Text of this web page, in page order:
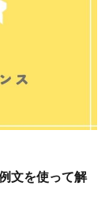
文を使って解